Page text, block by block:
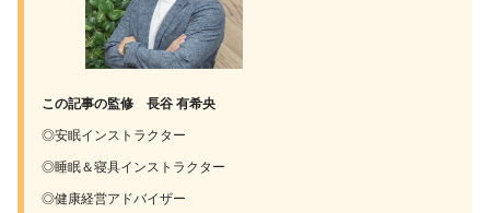
この記事の監修 長谷 有希央
◎安眠インストラクター
◎睡眠＆寝具インストラクター
◎健康経営アドバイザー